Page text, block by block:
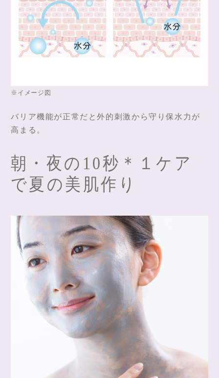
※イメージ図
バリア機能が正常だと外的刺激から守り保水力が
高まる。
朝・夜の10秒＊１ケア
で夏の美肌作り